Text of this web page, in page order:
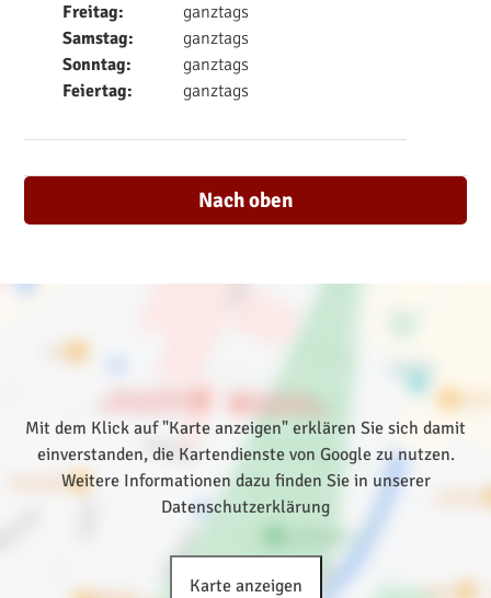
Freitag:
ganztags
Samstag:
ganztags
Sonntag:
ganztags
Feiertag:
ganztags
Nach oben
Mit dem Klick auf "Karte anzeigen" erklären Sie sich damit
einverstanden, die Kartendienste von Google zu nutzen.
Weitere Informationen dazu finden Sie in unserer
Datenschutzerklärung
Karte anzeigen